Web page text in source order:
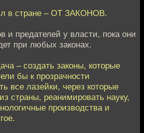
в стране – ОТ ЗАКОНОВ.
и предателей у власти, пока они
при любых законах.
– создать законы, которые
бы к прозрачности
все лазейки, через которые
страны, реанимировать науку,
производства и